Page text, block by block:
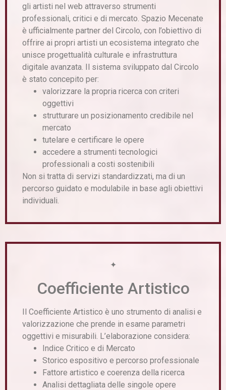
gli artisti nel web attraverso strumenti
professionali, critici e di mercato. Spazio Mecenate
è ufficialmente partner del Circolo, con l’obiettivo di
offrire ai propri artisti un ecosistema integrato che
unisce progettualità culturale e infrastruttura
digitale avanzata. Il sistema sviluppato dal Circolo
è stato concepito per:
valorizzare la propria ricerca con criteri
oggettivi
strutturare un posizionamento credibile nel
mercato
tutelare e certificare le opere
accedere a strumenti tecnologici
professionali a costi sostenibili
Non si tratta di servizi standardizzati, ma di un
percorso guidato e modulabile in base agli obiettivi
individuali.
✦
Coefficiente Artistico
Il Coefficiente Artistico è uno strumento di analisi e
valorizzazione che prende in esame parametri
oggettivi e misurabili. L’elaborazione considera:
Indice Critico e di Mercato
Storico espositivo e percorso professionale
Fattore artistico e coerenza della ricerca
Analisi dettagliata delle singole opere